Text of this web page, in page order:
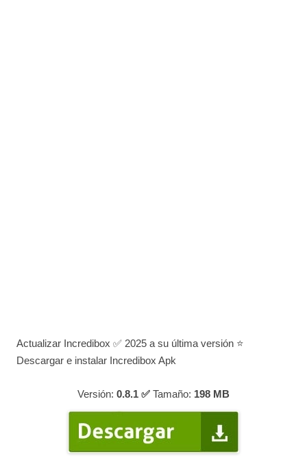
Actualizar Incredibox ✅ 2025 a su última versión ⭐
Descargar e instalar Incredibox Apk
Versión: 0.8.1 ✅ Tamaño: 198 MB